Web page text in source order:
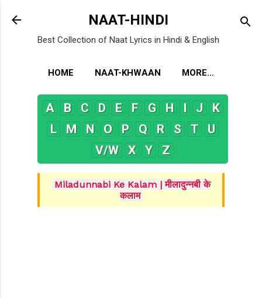
Skip to main content
NAAT-HINDI
Best Collection of Naat Lyrics in Hindi & English
HOME NAAT-KHWAAN MORE…
A B C D E F G H I J
K
L
M N O P Q R S T
U
V/W
X Y Z
Miladunnabi Ke Kalam | मीलादुन्नबी के
कलाम